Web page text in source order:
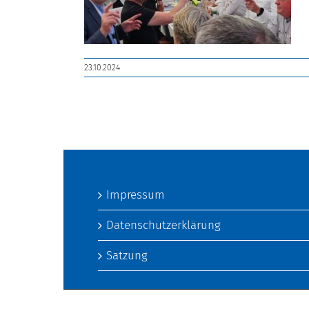
23.10.2024
Impressum
Datenschutzerklärung
Satzung